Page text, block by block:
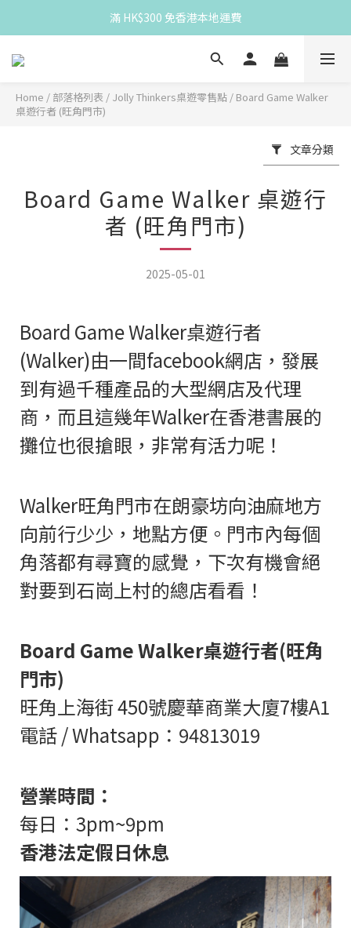
滿 HK$300 免香港本地運費
滿 HK$300 免香港本地運費
Spend HK$300 for free HK local delivery
Home / 部落格列表 / Jolly Thinkers桌遊零售點 / Board Game Walker
桌遊行者 (旺角門市)
文章分類
Board Game Walker 桌遊行
者 (旺角門市)
2025-05-01
Board Game Walker桌遊行者
(Walker)由一間facebook網店，發展
到有過千種產品的大型網店及代理
商，而且這幾年Walker在香港書展的
攤位也很搶眼，非常有活力呢！
Walker旺角門市在朗豪坊向油麻地方
向前行少少，地點方便。門市內每個
角落都有尋寶的感覺，下次有機會絕
對要到石崗上村的總店看看！
Board Game Walker桌遊行者(旺角
門市)
旺角上海街450號慶華商業大廈7樓A1
電話 / Whatsapp：94813019
營業時間：
每日： 3pm~9pm
香港法定假日休息